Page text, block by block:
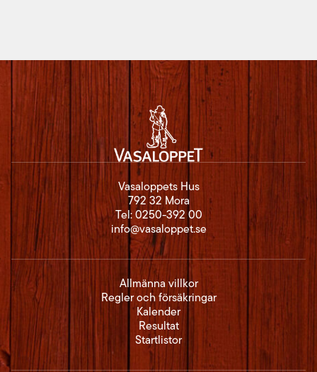
Allmänna villkor
Regler och försäkringar
Kalender
Resultat
Startlistor
Vasaloppets Hus
792 32 Mora
Tel:0250-392 00
info@vasaloppet.se